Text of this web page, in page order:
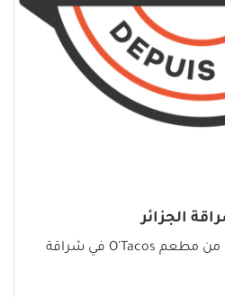
مأكولات فرنسية لا تنسى من مطعم O'Tacos في شراقة